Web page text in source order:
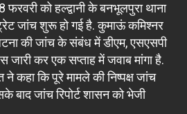
8 फरवरी को हल्द्वानी के बनभूलपुरा थाना
जांच शुरू हो गई है. कुमाऊं कमिश्नर
की जांच के संबंध में डीएम, एसएसपी
कर एक सप्ताह में जवाब मांगा है.
कहा कि पूरे मामले की निष्पक्ष जांच
बाद जांच रिपोर्ट शासन को भेजी